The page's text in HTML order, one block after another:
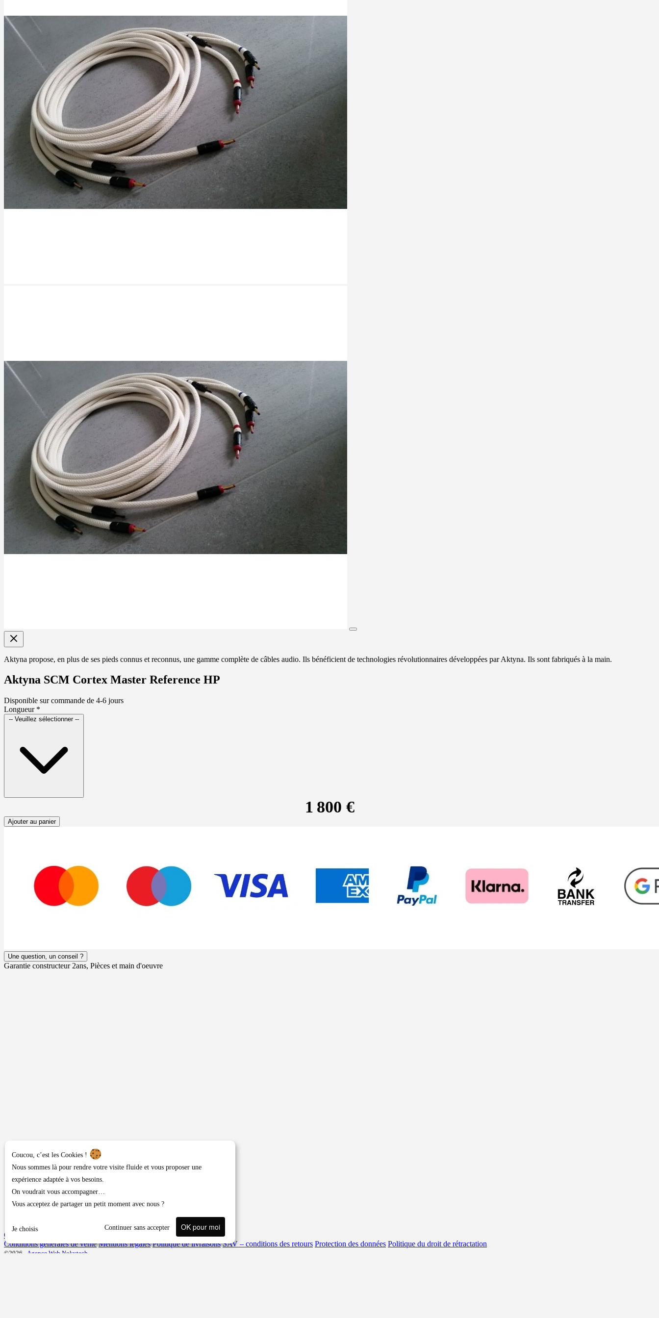
Aktyna propose, en plus de ses pieds connus et reconnus, une gamme complète de câbles audio. Ils bénéficient de technologies révolutionnaires développées par Aktyna. Ils sont fabriqués à la main.
Aktyna SCM Cortex Master Reference HP
Disponible sur commande de 4-6 jours
Longueur *
-- Veuillez sélectionner --
1 800 €
Ajouter au panier
Une question, un conseil ?
Garantie constructeur 2ans, Pièces et main d'oeuvre
Contact ou demandes diverses
Conditions générales de vente Mentions légales Politique de livraisons SAV – conditions des retours Protection des données Politique du droit de rétractation
©2026 - Agence Web Nokytech
Coucou, c’est les Cookies !
Nous sommes là pour rendre votre visite fluide et vous proposer une
expérience adaptée à vos besoins.
On voudrait vous accompagner…
Vous acceptez de partager un petit moment avec nous ?
Je choisis Continuer sans accepter OK pour moi